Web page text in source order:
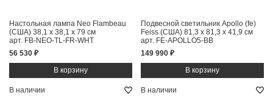
Настольная лампа Neo Flambeau
(США) 38,1 x 38,1 x 79 см
арт. FB-NEO-TL-FR-WHT
56 530 ₽
Подвесной светильник Apollo (fe)
Feiss (США) 81,3 x 81,3 x 41,9 см
арт. FE-APOLLO5-BB
149 990 ₽
В наличии В наличии